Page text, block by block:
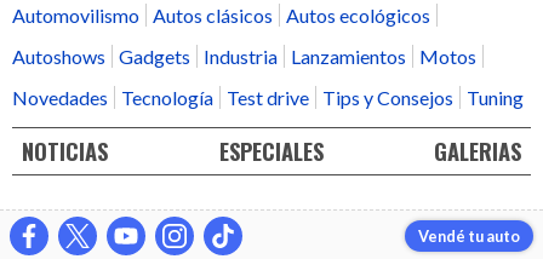
Automovilismo
Autos clásicos
Autos ecológicos
Autoshows
Gadgets Industria Lanzamientos
Motos
Novedades
Tecnología Test drive Tips y Consejos Tuning
NOTICIAS ESPECIALES GALERIAS
Vendé tu auto